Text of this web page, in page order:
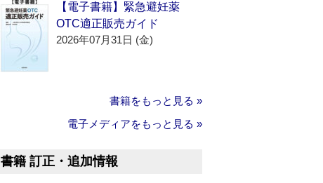
【電子書籍】緊急避妊薬
OTC適正販売ガイド
2026年07月31日 (金)
書籍をもっと見る »
電子メディアをもっと見る »
書籍 訂正・追加情報